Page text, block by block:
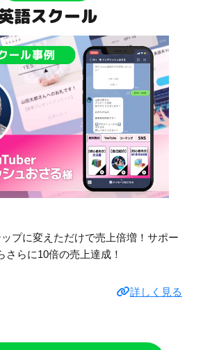
語スクール
プに変えただけで売上倍増！サポー
さらに10倍の売上達成！
詳しく見る